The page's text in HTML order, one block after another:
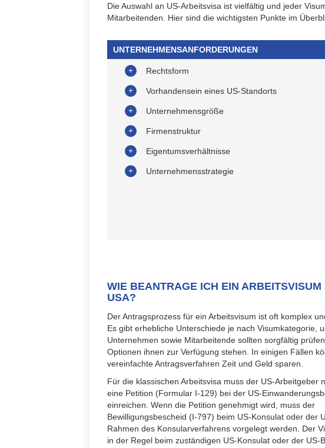
Die Auswahl an US-Arbeitsvisa ist vielfältig und jeder
Mitarbeitenden. Hier sind die wichtigsten Punkte im
UNTERNEHMENSANFORDERUNGEN
Rechtsform
Vorhandensein eines US-Standorts
Unternehmensgröße
Firmenstruktur
Eigentumsverhältnisse
Unternehmensstrategie
WIE BEANTRAGE ICH EIN ARBEITSVISUM
USA?
Der Antragsprozess für ein Arbeitsvisum ist oft komplex
Es gibt erhebliche Unterschiede je nach Visumkategorie,
Unternehmen sowie Mitarbeitende sollten sorgfältig
Optionen ihnen zur Verfügung stehen. In einigen Fällen
vereinfachte Antragsverfahren Zeit und Geld sparen.
Für die klassischen Arbeitsvisa muss der US-Arbeitgeber
eine Petition (Formular I-129) bei der US-
einreichen. Wenn die Petition genehmigt wird, muss der
Bewilligungsbescheid (I-797) beim US-Konsulat oder der
Rahmen des Konsularverfahrens vorgelegt werden. Der
in der Regel beim zuständigen US-Konsulat oder der US-